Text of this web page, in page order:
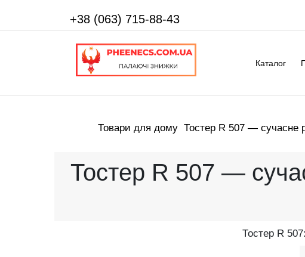
+38 (063) 715-88-43
Каталог
Товари для дому Тостер R 507 — сучасне
Тостер R 507 —
Тостер R